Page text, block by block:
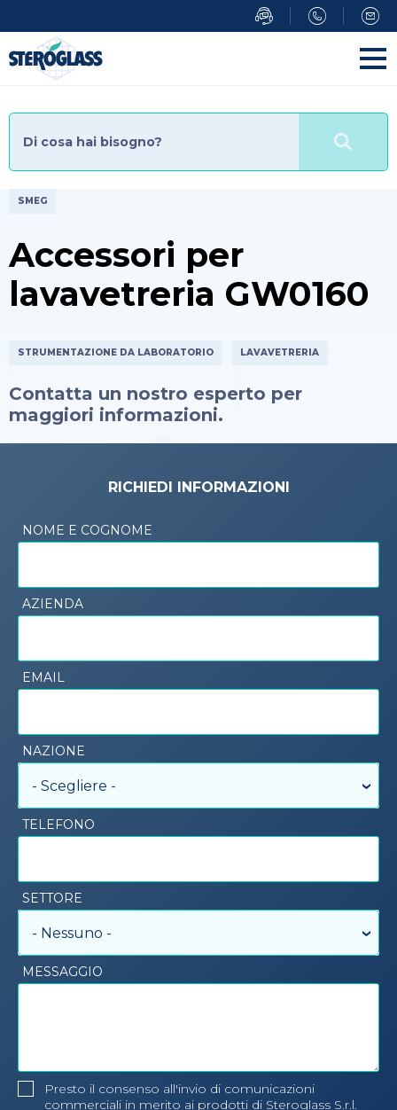
al
contenuto
principale
SMEG
Accessori per
lavavetreria GW0160
STRUMENTAZIONE DA LABORATORIO LAVAVETRERIA
Contatta un nostro esperto per
maggiori informazioni.
RICHIEDI INFORMAZIONI
NOME E COGNOME
AZIENDA
EMAIL
NAZIONE
- Scegliere -
TELEFONO
SETTORE
- Nessuno -
MESSAGGIO
Presto il consenso all'invio di comunicazioni
commerciali in merito ai prodotti di Steroglass S.r.l.